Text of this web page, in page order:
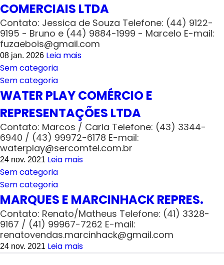
COMERCIAIS LTDA
Contato: Jessica de Souza Telefone: (44) 9122-
9195 - Bruno e (44) 9884-1999 - Marcelo E-mail:
fuzaebois@gmail.com
08 jan. 2026 Leia mais
Sem categoria
Sem categoria
WATER PLAY COMÉRCIO E
REPRESENTAÇÕES LTDA
Contato: Marcos / Carla Telefone: (43) 3344-
6940 / (43) 99972-6178 E-mail:
waterplay@sercomtel.com.br
24 nov. 2021 Leia mais
Sem categoria
Sem categoria
MARQUES E MARCINHACK REPRES.
Contato: Renato/Matheus Telefone: (41) 3328-
9167 / (41) 99967-7262 E-mail:
renatovendas.marcinhack@gmail.com
24 nov. 2021 Leia mais